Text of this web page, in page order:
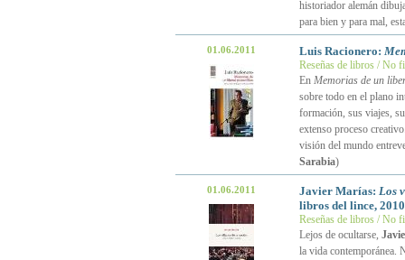
historiador alemán
para bien y para mal,
01.06.2011 Luis Racionero:
Reseñas de libros / No
En Memorias de un
sobre todo en el plano
formación, sus viajes,
extenso proceso
visión del mundo
Sarabia)
01.06.2011 Javier Marías: Los
libros del lince,
Reseñas de libros / No
Lejos de ocultarse,
la vida contemporánea.